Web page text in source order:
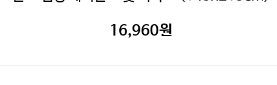
16,960원